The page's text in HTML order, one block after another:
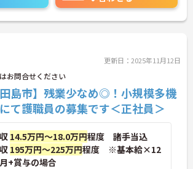
更新日：2025年11月12日
問合せください
田島市】残業少なめ◎！小規模多機
て護職員の募集です＜正社員＞
14.5万円～18.0万円程度 諸手当込
195万円～225万円程度 ※基本給×12
+賞与の場合